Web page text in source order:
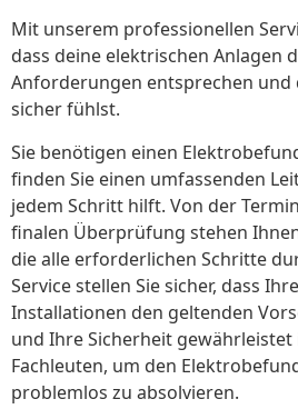
Mit unserem professionellen
dass deine elektrischen Anlagen
Anforderungen entsprechen und
sicher fühlst.
Sie benötigen einen
finden Sie einen umfassenden
jedem Schritt hilft. Von der
finalen Überprüfung stehen
die alle erforderlichen Schritte
Service stellen Sie sicher, dass
Installationen den geltenden
und Ihre Sicherheit gewährleistet
Fachleuten, um den
problemlos zu absolvieren.